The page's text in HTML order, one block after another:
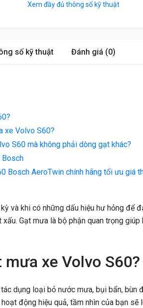
Xem đầy đủ thông số kỹ thuật
số kỹ thuật Đánh giá (0)
xe Volvo S60?
S60 mà không phải dòng gạt khác?
Bosch
Bosch AeroTwin chính hãng tối ưu giá
và khi có những dấu hiệu hư hỏng để
Gạt mưa là bộ phận quan trọng giúp
xe Volvo S60?
dụng loại bỏ nước mưa, bụi bẩn, bùn
động hiệu quả, tầm nhìn của bạn